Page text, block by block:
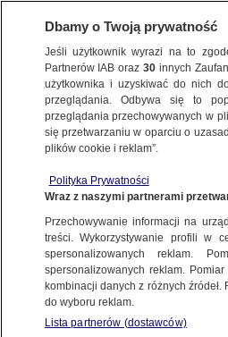
ŚWIAT
w rocznicę śmierci
24.02.2019, 16:48
Udostępnij
Dbamy o Twoją prywatność
Jeśli użytkownik wyrazi na to
Partnerów IAB oraz30 innych
użytkownika i uzyskiwać do nich
przeglądania. Odbywa się to
przeglądania przechowywanych w
się przetwarzaniu w oparciu o
plików cookie i reklam”.
Polityka Prywatności
Wraz z naszymi partnerami
Przechowywanie informacji na
treści. Wykorzystywanie profili w
spersonalizowanych reklam.
spersonalizowanych reklam.
kombinacji danych z różnych
do wyboru reklam.
Lista partnerów (dostawców)